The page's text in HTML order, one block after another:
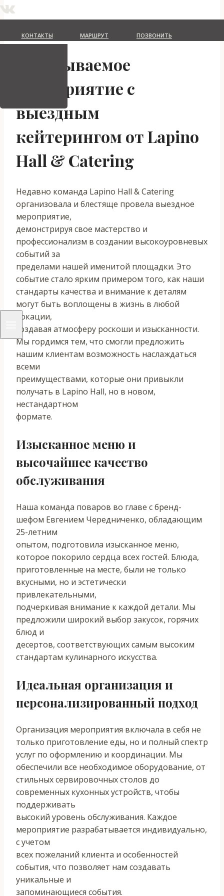
КОНТАКТЫ МАРШРУТ ПОЗВОНИТЬ
Мероприятия
Незабываемое
мероприятие с
выездным
кейтерингом от Lapino
Hall & Catering
Недавно команда Lapino Hall & Catering
организовала и блестяще провела выездное
мероприятие,
демонстрируя свое мастерство и
профессионализм в создании высокоуровневых
событий за
пределами нашей именитой площадки. Это
событие стало ярким примером того, как наши
стандарты качества и внимание к деталям
могут быть воплощены в жизнь в любой
локации,
создавая атмосферу роскоши и изысканности.
Мы гордимся тем, что смогли предложить
нашим клиентам возможность наслаждаться
всеми
преимуществами, которые они привыкли
получать в Lapino Hall, но в новом,
нестандартном
формате.
Изысканное меню и
высочайшее качество
обслуживания
Наша команда поваров во главе с бренд-
шефом Евгением Чередниченко, обладающим
25-летним
опытом, подготовила изысканное меню,
которое покорило сердца всех гостей. Блюда,
приготовленные на месте, были не только
вкусными, но и эстетически
привлекательными,
подчеркивая внимание к каждой детали. Мы
предложили широкий выбор закусок, горячих
блюд и
десертов, соответствующих самым высоким
стандартам кулинарного искусства.
Идеальная организация и
персонализированный подход
Организация мероприятия включала в себя не
только приготовление еды, но и полный спектр
услуг по оформлению и координации. Мы
обеспечили все необходимое оборудование, от
стильных сервировочных столов до
современных кухонных устройств, чтобы
поддерживать
высокий уровень обслуживания. Каждое
мероприятие разрабатывается индивидуально,
с учетом
всех пожеланий клиента и особенностей
события, что позволяет нам создавать
уникальные и
запоминающиеся события.